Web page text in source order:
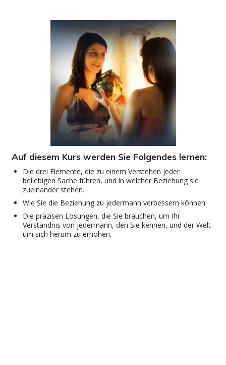
Auf diesem Kurs werden Sie Folgendes lernen:
Die drei Elemente, die zu einem Verstehen jeder
beliebigen Sache führen, und in welcher Beziehung sie
zueinander stehen.
Wie Sie die Beziehung zu jedermann verbessern können.
Die präzisen Lösungen, die Sie brauchen, um Ihr
Verständnis von jedermann, den Sie kennen, und der Welt
um sich herum zu erhöhen.